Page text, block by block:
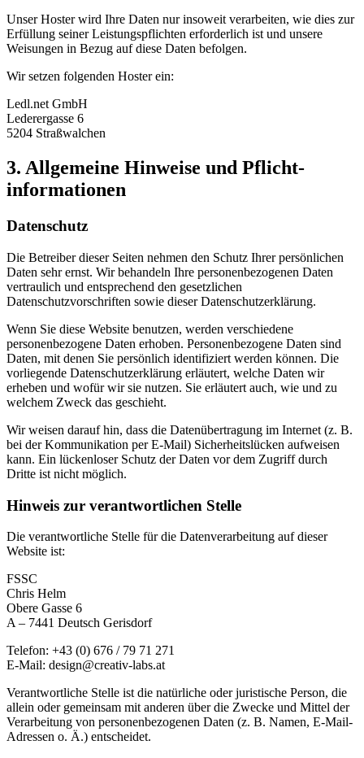
Unser Hoster wird Ihre Daten nur insoweit verarbeiten, wie dies zur
Erfüllung seiner Leistungspflichten erforderlich ist und unsere
Weisungen in Bezug auf diese Daten befolgen.
Wir setzen folgenden Hoster ein:
Ledl.net GmbH
Lederergasse 6
5204 Straßwalchen
3. Allgemeine Hinweise und Pflicht­
informationen
Datenschutz
Die Betreiber dieser Seiten nehmen den Schutz Ihrer persönlichen
Daten sehr ernst. Wir behandeln Ihre personenbezogenen Daten
vertraulich und entsprechend den gesetzlichen
Datenschutzvorschriften sowie dieser Datenschutzerklärung.
Wenn Sie diese Website benutzen, werden verschiedene
personenbezogene Daten erhoben. Personenbezogene Daten sind
Daten, mit denen Sie persönlich identifiziert werden können. Die
vorliegende Datenschutzerklärung erläutert, welche Daten wir
erheben und wofür wir sie nutzen. Sie erläutert auch, wie und zu
welchem Zweck das geschieht.
Wir weisen darauf hin, dass die Datenübertragung im Internet (z. B.
bei der Kommunikation per E-Mail) Sicherheitslücken aufweisen
kann. Ein lückenloser Schutz der Daten vor dem Zugriff durch
Dritte ist nicht möglich.
Hinweis zur verantwortlichen Stelle
Die verantwortliche Stelle für die Datenverarbeitung auf dieser
Website ist:
FSSC
Chris Helm
Obere Gasse 6
A – 7441 Deutsch Gerisdorf
Telefon: +43 (0) 676 / 79 71 271
E-Mail: design@creativ-labs.at
Verantwortliche Stelle ist die natürliche oder juristische Person, die
allein oder gemeinsam mit anderen über die Zwecke und Mittel der
Verarbeitung von personenbezogenen Daten (z. B. Namen, E-Mail-
Adressen o. Ä.) entscheidet.